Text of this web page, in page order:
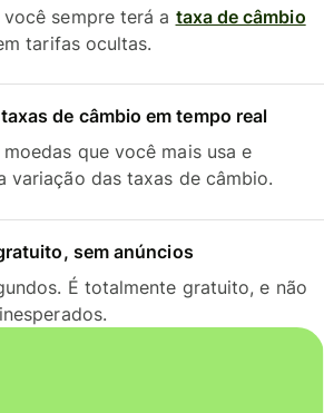
você sempre terá a taxa de câmbio
tarifas ocultas.
de câmbio em tempo real
moedas que você mais usa e
variação das taxas de câmbio.
sem anúncios
É totalmente gratuito, e não